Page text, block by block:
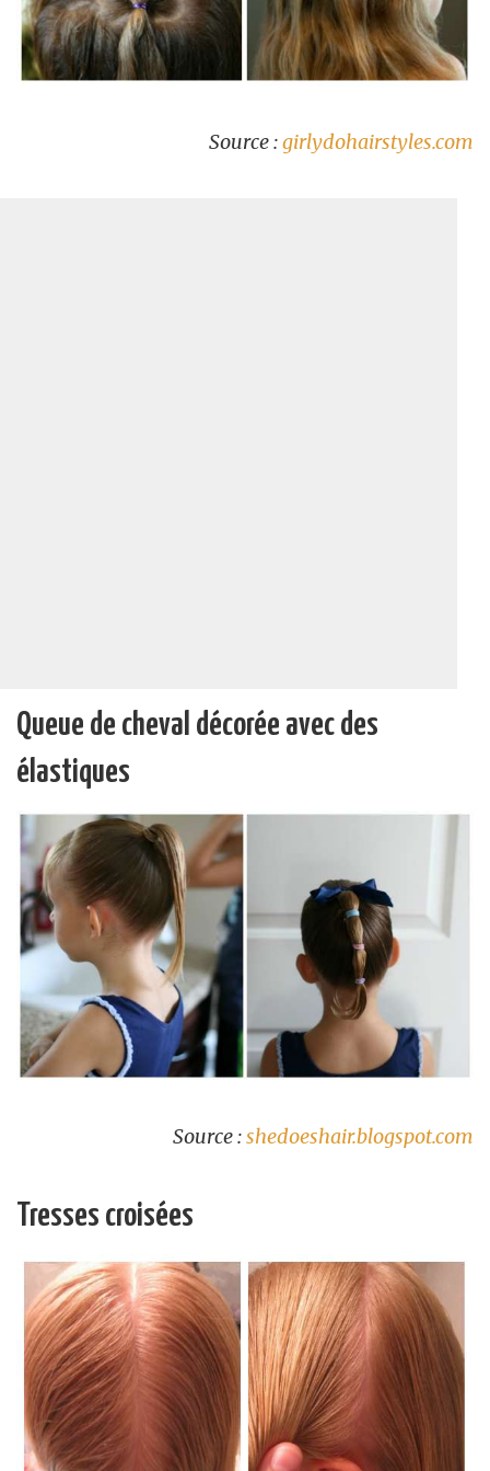
Source :girlydohairstyles.com
Queue de cheval décorée avec des
élastiques
Source :shedoeshair.blogspot.com
Tresses croisées